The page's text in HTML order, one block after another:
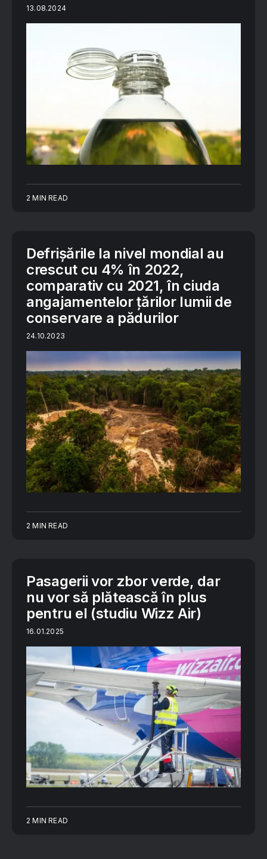
13.08.2024
2 MIN READ
Defrișările la nivel mondial au
crescut cu 4% în 2022,
comparativ cu 2021, în ciuda
angajamentelor țărilor lumii de
conservare a pădurilor
24.10.2023
2 MIN READ
Pasagerii vor zbor verde, dar
nu vor să plătească în plus
pentru el (studiu Wizz Air)
16.01.2025
2 MIN READ